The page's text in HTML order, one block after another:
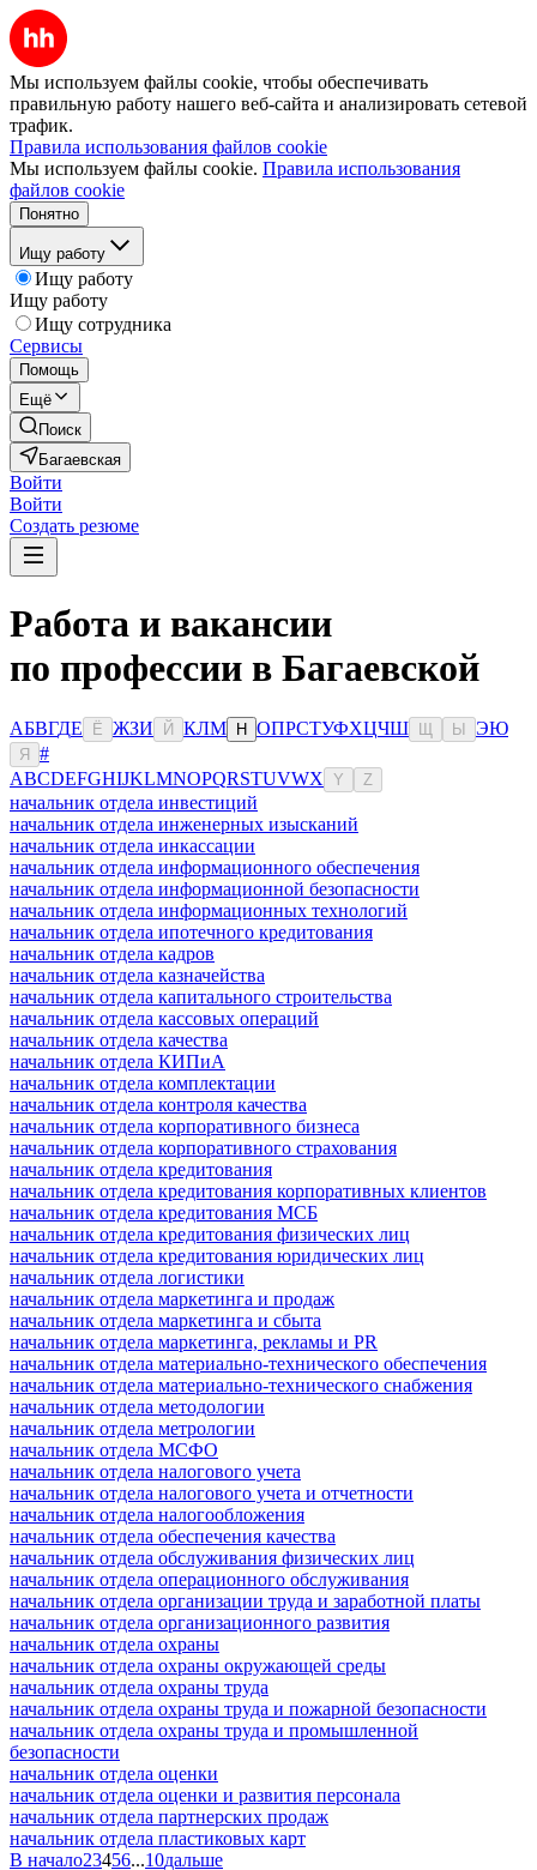
Мы используем файлы cookie, чтобы обеспечивать
правильную работу нашего веб-сайта и анализировать сетевой
трафик.
Правила использования файлов cookie
Мы используем файлы cookie. Правила использования
файлов cookie
Понятно
Ищу работу
Ищу работу
Ищу работу
Ищу сотрудника
Сервисы
Помощь
Ещё
Поиск
Багаевская
Войти
Войти
Создать резюме
Работа и вакансии
по профессии в Багаевской
АБВГДЕ Ё ЖЗИ Й КЛМ Н ОПРСТУФХЦЧШ Ы ЭЮ
Я
#
ABCDEFGHIJKLMNOPQRSTUVWX Y Z
начальник отдела инвестиций
начальник отдела инженерных изысканий
начальник отдела инкассации
начальник отдела информационного обеспечения
начальник отдела информационной безопасности
начальник отдела информационных технологий
начальник отдела ипотечного кредитования
начальник отдела кадров
начальник отдела казначейства
начальник отдела капитального строительства
начальник отдела кассовых операций
начальник отдела качества
начальник отдела КИПиА
начальник отдела комплектации
начальник отдела контроля качества
начальник отдела корпоративного бизнеса
начальник отдела корпоративного страхования
начальник отдела кредитования
начальник отдела кредитования корпоративных клиентов
начальник отдела кредитования МСБ
начальник отдела кредитования физических лиц
начальник отдела кредитования юридических лиц
начальник отдела логистики
начальник отдела маркетинга и продаж
начальник отдела маркетинга и сбыта
начальник отдела маркетинга, рекламы и PR
начальник отдела материально-технического обеспечения
начальник отдела материально-технического снабжения
начальник отдела методологии
начальник отдела метрологии
начальник отдела МСФО
начальник отдела налогового учета
начальник отдела налогового учета и отчетности
начальник отдела налогообложения
начальник отдела обеспечения качества
начальник отдела обслуживания физических лиц
начальник отдела операционного обслуживания
начальник отдела организации труда и заработной платы
начальник отдела организационного развития
начальник отдела охраны
начальник отдела охраны окружающей среды
начальник отдела охраны труда
начальник отдела охраны труда и пожарной безопасности
начальник отдела охраны труда и промышленной
безопасности
начальник отдела оценки
начальник отдела оценки и развития персонала
начальник отдела партнерских продаж
начальник отдела пластиковых карт
В начало23456...10дальше